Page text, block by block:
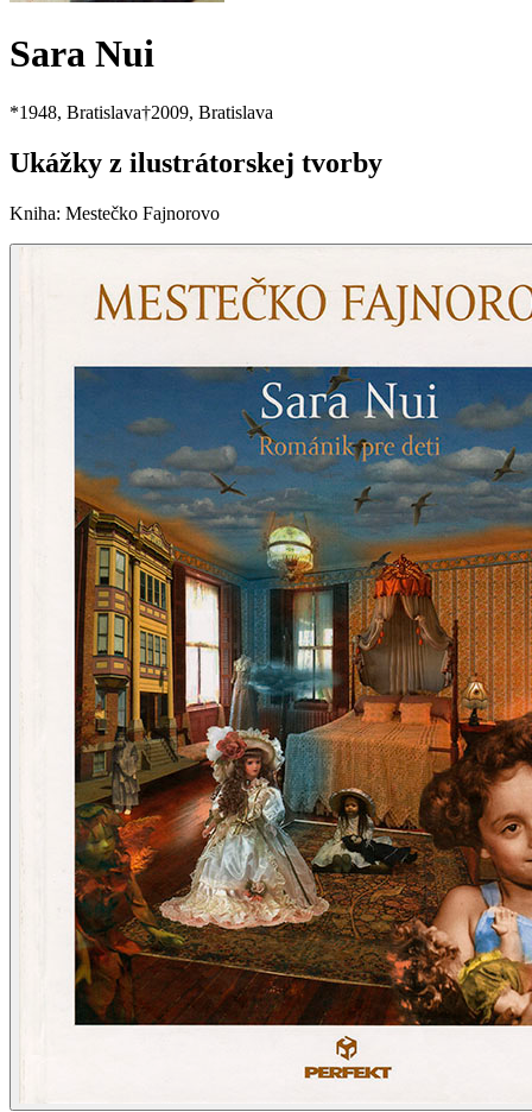
Sara Nui
*1948, Bratislava†2009, Bratislava
Ukážky z ilustrátorskej tvorby
Kniha: Mestečko Fajnorovo